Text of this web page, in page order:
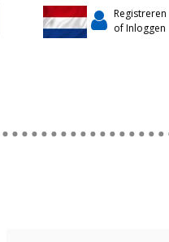
Registreren
of Inloggen